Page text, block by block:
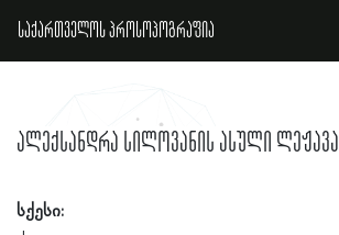
საქართველოს პროსოპოგრაფია
ალექსანდრა სილოვანის ასული ლეჟავა
სქესი: